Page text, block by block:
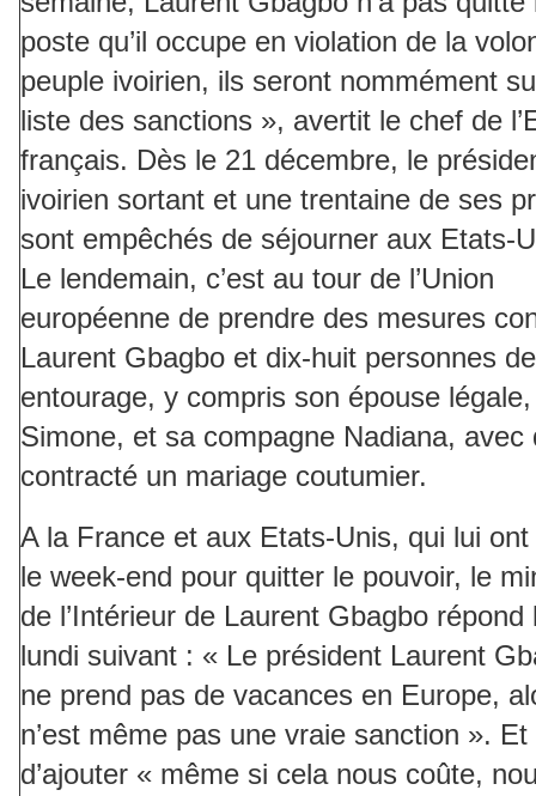
poste qu’il occupe en violation de la
peuple ivoirien, ils seront nommément
liste des sanctions », avertit le chef de
français. Dès le 21 décembre, le
ivoirien sortant et une trentaine de ses
sont empêchés de séjourner aux Etats-
Le lendemain, c’est au tour de l’Union
européenne de prendre des mesures
Laurent Gbagbo et dix-huit personnes
entourage, y compris son épouse légale,
Simone, et sa compagne Nadiana, avec
contracté un mariage coutumier.
A la France et aux Etats-Unis, qui lui ont
le week-end pour quitter le pouvoir, le
de l’Intérieur de Laurent Gbagbo répond
lundi suivant : « Le président Laurent
ne prend pas de vacances en Europe,
n’est même pas une vraie sanction ». Et
d’ajouter « même si cela nous coûte,